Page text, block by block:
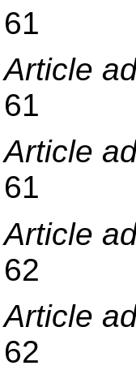
61
Article
61
Article
61
Article
62
Article
62